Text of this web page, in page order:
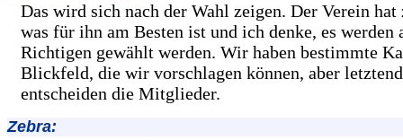
Das wird sich nach der Wahl zeigen. Der Verein hat
was für ihn am Besten ist und ich denke, es werden
Richtigen gewählt werden. Wir haben bestimmte
Blickfeld, die wir vorschlagen können, aber
entscheiden die Mitglieder.
Zebra: